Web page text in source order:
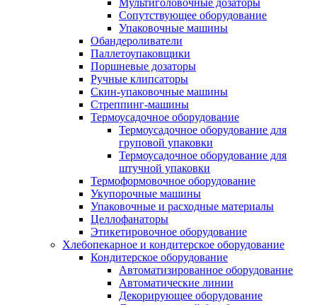
Сопутствующее оборудование
Упаковочные машины
Обандероливатели
Паллетоупаковщики
Поршневые дозаторы
Ручные клипсаторы
Скин-упаковочные машины
Стреппинг-машины
Термоусадочное оборудование
Термоусадочное оборудование для
груповой упаковки
Термоусадочное оборудование для
штучной упаковки
Термоформовочное оборудование
Укупорочные машины
Упаковочные и расходные материалы
Целлофанаторы
Этикетировочное оборудование
Хлебопекарное и кондитерское оборудование
Кондитерское оборудование
Автоматизированное оборудование
Автоматические линии
Декорирующее оборудование